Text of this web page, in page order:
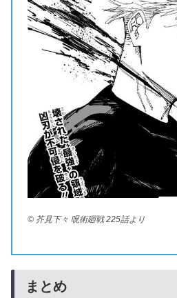
© 芥見下々 呪術廻戦 225話より
まとめ